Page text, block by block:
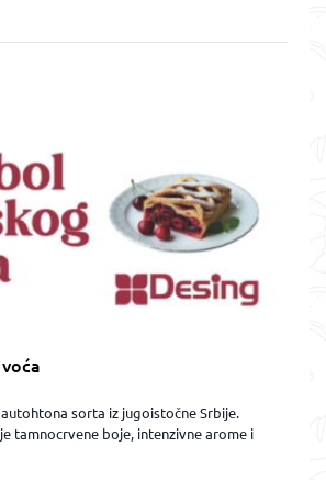
sorta iz jugoistočne Srbije.
tamnocrvene boje, intenzivne arome i